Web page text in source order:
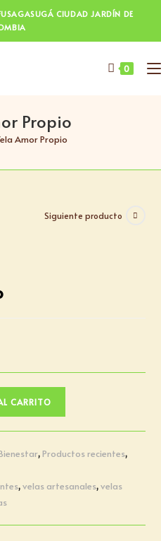
CIUDAD JARDÍN DE
0
Propio
Amor Propio
Siguiente producto
CARRITO
,Productos recientes,
,velas artesanales,velas